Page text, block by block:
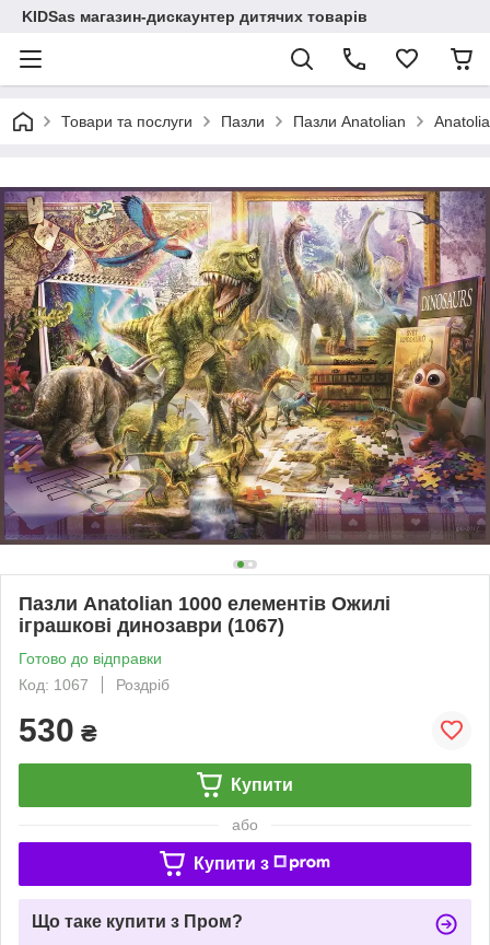
KIDSas магазин-дискаунтер дитячих товарів
Товари та послуги Пазли Пазли Anatolian
Пазли Anatolian 1000 елементів Ожилі
іграшкові динозаври (1067)
Готово до відправки
Код: 1067
Роздріб
530 ₴
Купити
або
Купити з
Що таке купити з Пром?